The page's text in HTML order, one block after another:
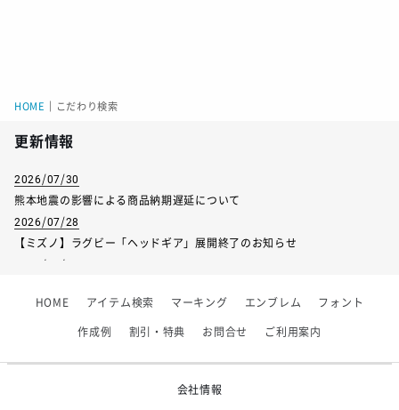
HOME こだわり検索
更新情報
2026/07/30
熊本地震の影響による商品納期遅延について
2026/07/28
【ミズノ】ラグビー「ヘッドギア」展開終了のお知らせ
2026/07/01
2026/06/09
【アシックス】一部商品「生地の在庫限り」廃盤のお知らせ
HOME アイテム検索 マーキング エンブレム フォント
作成例 割引・特典 お問合せ ご利用案内
会社情報